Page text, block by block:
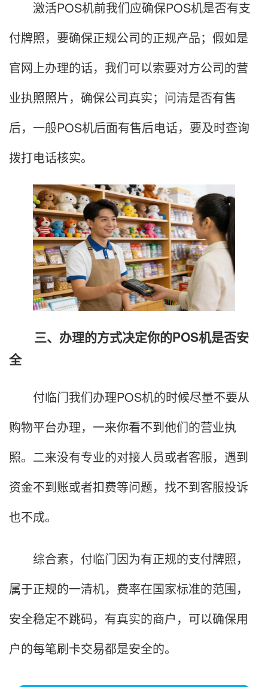
激活POS机前我们应确保POS机是否有支
付牌照，要确保正规公司的正规产品；假如是
官网上办理的话，我们可以索要对方公司的营
业执照照片，确保公司真实；问清是否有售
后，一般POS机后面有售后电话，要及时查询
拨打电话核实。
三、办理的方式决定你的POS机是否安
全
付临门我们办理POS机的时候尽量不要从
购物平台办理，一来你看不到他们的营业执
照。二来没有专业的对接人员或者客服，遇到
资金不到账或者扣费等问题，找不到客服投诉
也不成。
综合素，付临门因为有正规的支付牌照，
属于正规的一清机，费率在国家标准的范围，
安全稳定不跳码，有真实的商户，可以确保用
户的每笔刷卡交易都是安全的。